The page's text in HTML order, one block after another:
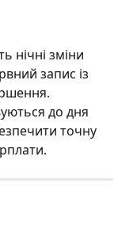
нічні зміни
запис із
до дня
точну